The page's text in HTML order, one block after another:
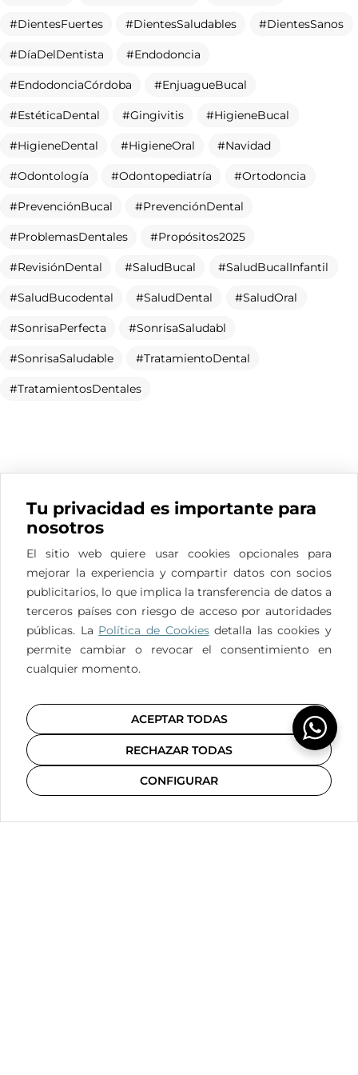
ACEPTAR TODAS
RECHAZAR TODAS
CONFIGURAR
DientesFuertes DientesSaludables DientesSanos
DíaDelDentista Endodoncia
EndodonciaCórdoba EnjuagueBucal
EstéticaDental Gingivitis HigieneBucal
HigieneDental HigieneOral Navidad
Odontología Odontopediatría Ortodoncia
PrevenciónBucal PrevenciónDental
ProblemasDentales Propósitos2025
RevisiónDental SaludBucal SaludBucalInfantil
SaludBucodental SaludDental SaludOral
SonrisaPerfecta SonrisaSaludabl
SonrisaSaludable TratamientoDental
TratamientosDentales